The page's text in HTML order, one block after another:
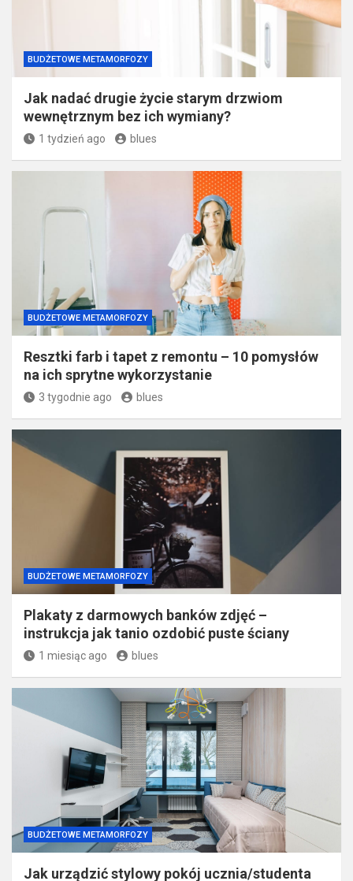
BUDŻETOWE METAMORFOZY
Jak nadać drugie życie starym drzwiom
wewnętrznym bez ich wymiany?
1 tydzień ago blues
BUDŻETOWE METAMORFOZY
Resztki farb i tapet z remontu – 10 pomysłów
na ich sprytne wykorzystanie
3 tygodnie ago blues
BUDŻETOWE METAMORFOZY
Plakaty z darmowych banków zdjęć –
instrukcja jak tanio ozdobić puste ściany
1 miesiąc ago blues
BUDŻETOWE METAMORFOZY
Jak urządzić stylowy pokój ucznia/studenta